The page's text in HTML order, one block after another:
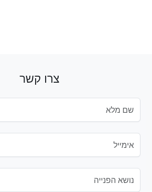
צרו קשר